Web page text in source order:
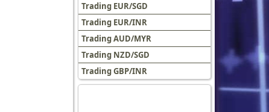
Trading EUR/SGD
Trading EUR/INR
Trading AUD/MYR
Trading NZD/SGD
Trading GBP/INR